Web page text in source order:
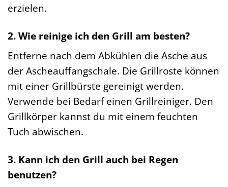
erzielen.
2. Wie reinige ich den Grill am besten?
Entferne nach dem Abkühlen die Asche aus
der Ascheauffangschale. Die Grillroste können
mit einer Grillbürste gereinigt werden.
Verwende bei Bedarf einen Grillreiniger. Den
Grillkörper kannst du mit einem feuchten
Tuch abwischen.
3. Kann ich den Grill auch bei Regen
benutzen?